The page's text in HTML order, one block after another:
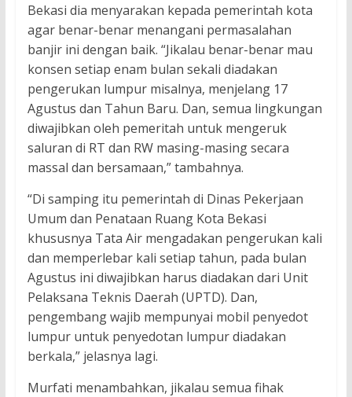
Bekasi dia menyarakan kepada pemerintah kota
agar benar-benar menangani permasalahan
banjir ini dengan baik. “Jikalau benar-benar mau
konsen setiap enam bulan sekali diadakan
pengerukan lumpur misalnya, menjelang 17
Agustus dan Tahun Baru. Dan, semua lingkungan
diwajibkan oleh pemeritah untuk mengeruk
saluran di RT dan RW masing-masing secara
massal dan bersamaan,” tambahnya.
“Di samping itu pemerintah di Dinas Pekerjaan
Umum dan Penataan Ruang Kota Bekasi
khususnya Tata Air mengadakan pengerukan kali
dan memperlebar kali setiap tahun, pada bulan
Agustus ini diwajibkan harus diadakan dari Unit
Pelaksana Teknis Daerah (UPTD). Dan,
pengembang wajib mempunyai mobil penyedot
lumpur untuk penyedotan lumpur diadakan
berkala,” jelasnya lagi.
Murfati menambahkan, jikalau semua fihak